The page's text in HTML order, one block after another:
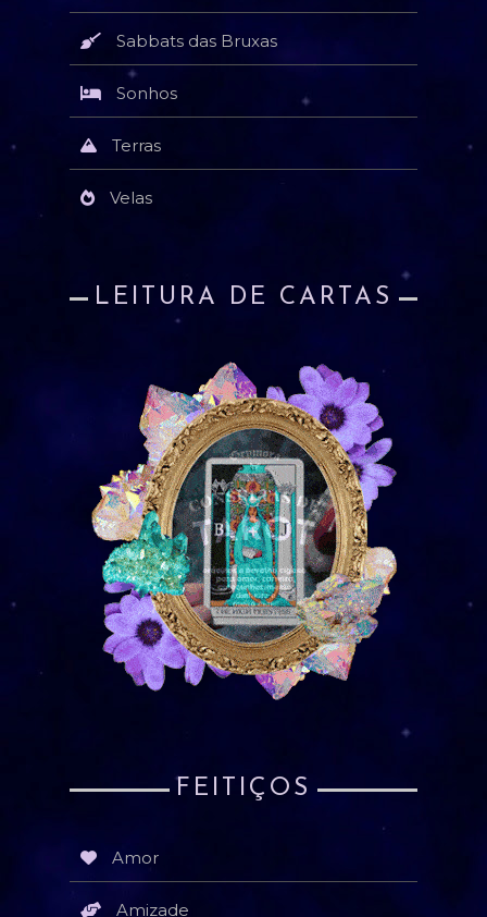
Sabbats das Bruxas
Sonhos
Terras
Velas
LEITURA DE CARTAS
FEITIÇOS
Amor
Amizade